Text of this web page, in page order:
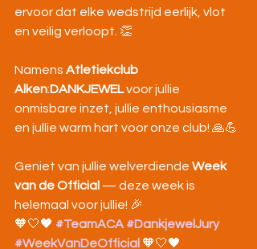
ervoor dat elke wedstrijd eerlijk, vlot
en veilig verloopt. 👏
Namens Atletiekclub
Alken:DANKJEWEL voor jullie
onmisbare inzet, jullie enthousiasme
en jullie warm hart voor onze club! 🙏💪
Geniet van jullie welverdiende Week
van de Official — deze week is
helemaal voor jullie! 🎉
🧡🤍🖤 #TeamACA #DankjewelJury
#WeekVanDeOfficial 🧡🤍🖤